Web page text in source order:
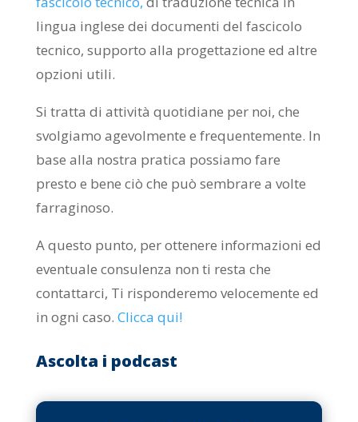
lingua inglese dei documenti del fascicolo
tecnico, supporto alla progettazione ed altre
opzioni utili.
Si tratta di attività quotidiane per noi, che
svolgiamo agevolmente e frequentemente. In
base alla nostra pratica possiamo fare
presto e bene ciò che può sembrare a volte
farraginoso.
A questo punto, per ottenere informazioni ed
eventuale consulenza non ti resta che
contattarci, Ti risponderemo velocemente ed
in ogni caso. Clicca qui!
Ascolta i podcast